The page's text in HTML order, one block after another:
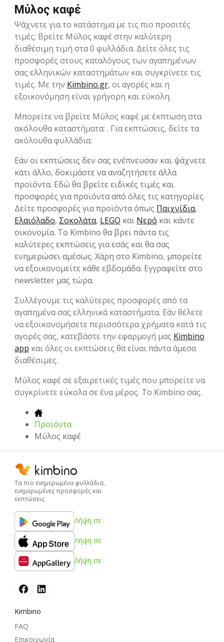
Μύλος καφέ
Ψάχνετε για το κατάστημα με τις πιο προσιτές
τιμές; Βρείτε Μύλος καφέ στην καλύτερη
διαθέσιμη τιμή στα 0 φυλλάδια. Δείτε όλες τις
προσφορές στους καταλόγους των αγαπημένων
σας ελληνικών καταστημάτων και συγκρίνετε τις
τιμές. Με την Kimbino.gr, οι αγορές και η
εξοικονόμηση είναι γρήγορη και εύκολη.
Μπορείτε να βρείτε Μύλος καφέ με έκπτωση στα
ακόλουθα καταστήματα: . Για εκπτώσεις, δείτε τα
ακόλουθα φυλλάδια:
Εάν οι εκπτώσεις δεν σας ενέπνευσαν και ψάχνετε
κάτι άλλο, δοκιμάστε να αναζητήσετε άλλα
προϊόντα. Εδώ θα βρείτε ειδικές τιμές και
προσφορές για προϊόντα από όλες τις κατηγορίες.
Δείτε προσφορές για προϊόντα όπως Παιχνίδια,
Ελαιόλαδο, Σοκολάτα, LEGO και Νερό και κάντε
οικονομία. Το Kimbino θα βρει πάντα τις
καλύτερες εκπτώσεις για εσάς και θα σας
ενημερώσει αμέσως. Χάρη στο Kimbino, μπορείτε
να εξοικονομείτε κάθε εβδομάδα. Εγγραφείτε στο
newsletter μας τώρα.
Συλλέγουμε τις καλύτερες προσφορές από τα
αγαπημένα σας ελληνικά καταστήματα. Εάν θέλετε
να εξοικονομήσετε περισσότερα χρήματα κατά τις
αγορές σας, κατεβάστε την εφαρμογή μας Kimbino
app και όλες οι εκπτώσεις θα είναι πάντα άμεσα
διαθέσιμες.
Μύλος καφέ σε εξαιρετικές τιμές που μπορείτε να
συγκρίνετε εύκολα σε ένα μέρος. Το Kimbino σας.
Προϊόντα
Μύλος καφέ
Τα πιο ενημερωμένα φυλλάδια,
ενημερωμένες προσφορές και
εκπτώσεις
Λήψη σε
Λήψη σε
Λήψη σε
Kimbino
FAQ
Επικοινωνία